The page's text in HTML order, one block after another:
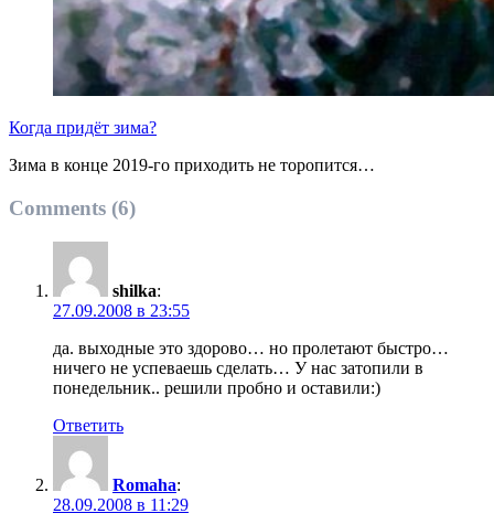
Когда придёт зима?
Зима в конце 2019-го приходить не торопится…
Comments (6)
shilka:
27.09.2008 в 23:55
да. выходные это здорово… но пролетают быстро…
ничего не успеваешь сделать… У нас затопили в
понедельник.. решили пробно и оставили:)
Ответить
Romaha:
28.09.2008 в 11:29